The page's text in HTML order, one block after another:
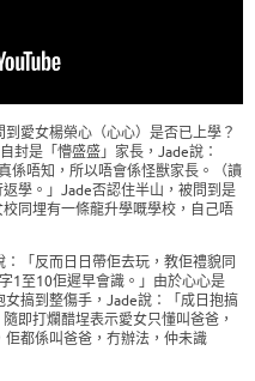
愛女楊榮心（心心）是否已上學？
封是「懵盛盛」家長，Jade說：
係唔知，所以唔會係怪獸家長。（讀
學。」Jade否認住半山，被問到是
同埋有一條龍升學嘅學校，自己唔
「反而日日帶佢去玩，教佢禮貌同
1至10佢遲早會識。」由於心心是
搞到整傷手，Jade說：「成日抱搞
即打爛醋埕表示愛女只懂叫爸爸，
都係叫爸爸，冇辦法，仲未識